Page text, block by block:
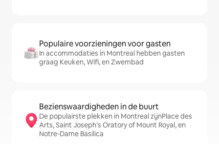
Populaire voorzieningen voor gasten
In accommodaties in Montreal hebben gasten
graag Keuken, Wifi, en Zwembad
Bezienswaardigheden in de buurt
De populairste plekken in Montreal zijnPlace des
Arts, Saint Joseph's Oratory of Mount Royal, en
Notre-Dame Basilica